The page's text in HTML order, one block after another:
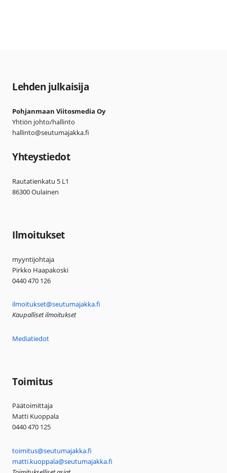
Lehden julkaisija
Pohjanmaan Viitosmedia Oy
Yhtiön johto/hallinto
hallinto@seutumajakka.fi
Yhteystiedot
Rautatienkatu 5 L1
86300 Oulainen
Ilmoitukset
myyntijohtaja
Pirkko Haapakoski
0440 470 126
ilmoitukset@seutumajakka.fi
Kaupalliset ilmoitukset
Mediatiedot
Toimitus
Päätoimittaja
Matti Kuoppala
0440 470 125
toimitus@seutumajakka.fi
matti.kuoppala@seutumajakka.fi